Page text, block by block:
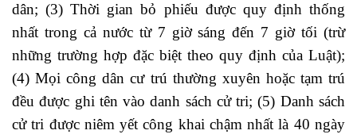
dân; (3) Thời gian bỏ phiếu được quy định thống
nhất trong cả nước từ 7 giờ sáng đến 7 giờ tối (trừ
những trường hợp đặc biệt theo quy định của Luật);
(4) Mọi công dân cư trú thường xuyên hoặc tạm trú
đều được ghi tên vào danh sách cử tri; (5) Danh sách
cử tri được niêm yết công khai chậm nhất là 40 ngày